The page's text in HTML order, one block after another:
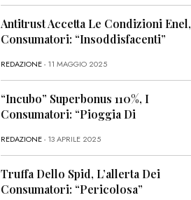
Antitrust Accetta Le Condizioni Enel,
Consumatori: “Insoddisfacenti”
REDAZIONE- 11 MAGGIO 2025
“Incubo” Superbonus 110%, I
Consumatori: “Pioggia Di
REDAZIONE- 13 APRILE 2025
Truffa Dello Spid, L’allerta Dei
Consumatori: “Pericolosa”